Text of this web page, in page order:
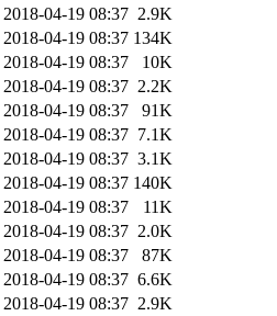
2018-04-19 08:37 2.9K
2018-04-19 08:37 134K
2018-04-19 08:37
10K
2018-04-19 08:37 2.2K
2018-04-19 08:37
91K
2018-04-19 08:37 7.1K
2018-04-19 08:37 3.1K
2018-04-19 08:37 140K
2018-04-19 08:37
11K
2018-04-19 08:37 2.0K
2018-04-19 08:37
87K
2018-04-19 08:37 6.6K
2018-04-19 08:37 2.9K